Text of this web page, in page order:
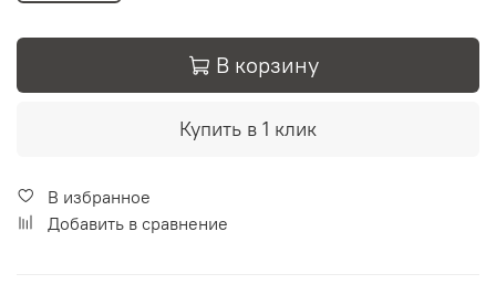
В корзину
Купить в 1 клик
В избранное
Добавить в сравнение